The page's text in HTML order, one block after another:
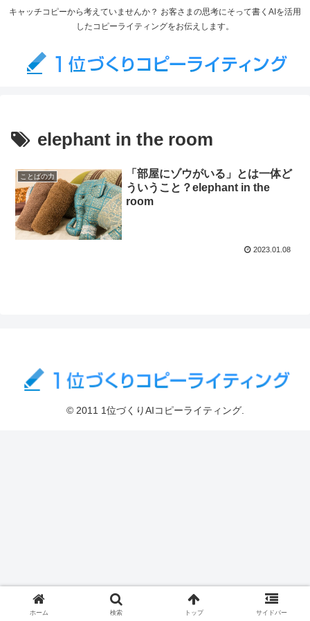
キャッチコピーから考えていませんか？ お客さまの思考にそって書くAIを活用
したコピーライティングをお伝えします。
elephant in the room
ことばの力
「部屋にゾウがいる」とは一体ど
ういうこと？elephant in the
room
2023.01.08
© 2011 1位づくりAIコピーライティング.
ホーム 検索 トップ サイドバー